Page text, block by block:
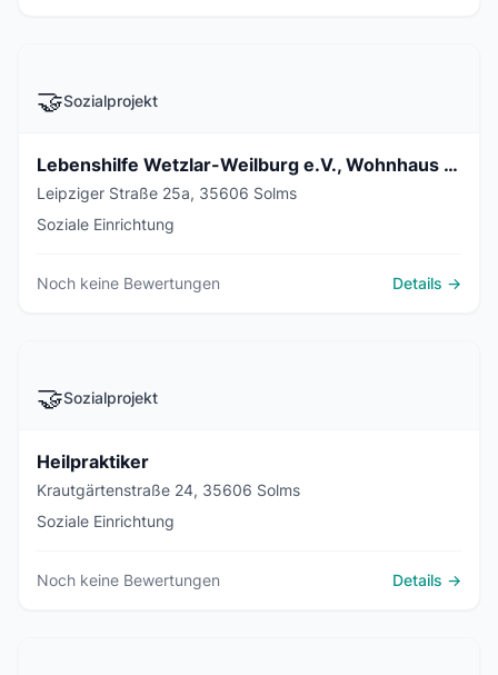
🤝Sozialprojekt
Lebenshilfe Wetzlar-Weilburg e.V., Wohnhaus Albshausen
Leipziger Straße 25a, 35606 Solms
Soziale Einrichtung
Noch keine Bewertungen Details →
🤝Sozialprojekt
Heilpraktiker
Krautgärtenstraße 24, 35606 Solms
Soziale Einrichtung
Noch keine Bewertungen Details →